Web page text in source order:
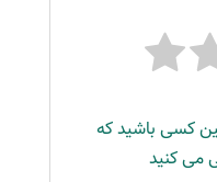
کسی باشید که
می کنید